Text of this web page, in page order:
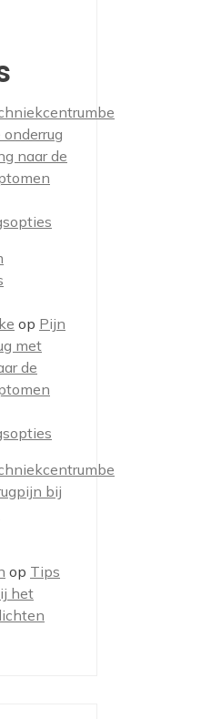
naar de
op Pijn
met
de
bij
op Tips
het